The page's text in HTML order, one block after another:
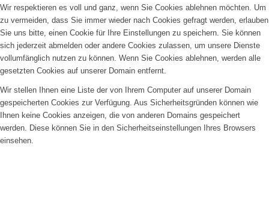
Wir respektieren es voll und ganz, wenn Sie Cookies ablehnen möchten. Um
zu vermeiden, dass Sie immer wieder nach Cookies gefragt werden, erlauben
Sie uns bitte, einen Cookie für Ihre Einstellungen zu speichern. Sie können
sich jederzeit abmelden oder andere Cookies zulassen, um unsere Dienste
vollumfänglich nutzen zu können. Wenn Sie Cookies ablehnen, werden alle
gesetzten Cookies auf unserer Domain entfernt.
Wir stellen Ihnen eine Liste der von Ihrem Computer auf unserer Domain
gespeicherten Cookies zur Verfügung. Aus Sicherheitsgründen können wie
Ihnen keine Cookies anzeigen, die von anderen Domains gespeichert
werden. Diese können Sie in den Sicherheitseinstellungen Ihres Browsers
einsehen.